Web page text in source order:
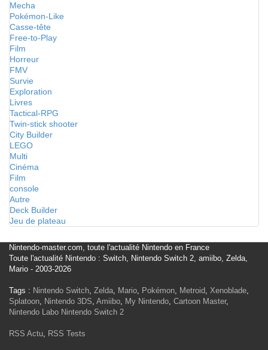
Mecha
Pokémon-Like
Casse-tête
Free-to-Play
Film
Horreur
FMV
Survie
Exploration
Livres
Tactical-RPG
Twin-stick shooter
City Builder
LEGO
Multi
Cinéma
Film
console
Autre
Deck Builder
Jeu de plateau
Nintendo-master.com, toute l'actualité Nintendo en France
Toute l'actualité Nintendo : Switch, Nintendo Switch 2, amiibo, Zelda,
Mario - 2003-2026
Tags : Nintendo Switch, Zelda, Mario, Pokémon, Metroid, Xenoblade,
Splatoon, Nintendo 3DS, Amiibo, My Nintendo, Cartoon Master,
Nintendo Labo Nintendo Switch 2
RSS Actu, RSS Tests